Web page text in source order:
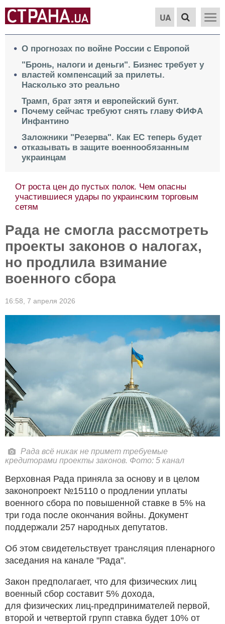
UA
О прогнозах по войне России с Европой
"Бронь, налоги и деньги". Бизнес требует у
властей компенсаций за прилеты.
Насколько это реально
Трамп, брат зятя и европейский бунт.
Почему сейчас требуют снять главу ФИФА
Инфантино
Заложники "Резерва". Как ЕС теперь будет
отказывать в защите военнообязанным
украинцам
От роста цен до пустых полок. Чем опасны
участившиеся удары по украинским торговым
сетям
Рада не смогла рассмотреть
проекты законов о налогах,
но продлила взимание
военного сбора
16:58, 7 апреля 2026
Рада всё никак не примет требуемые
кредиторами проекты законов. Фото: 5 канал
Верховная Рада приняла за основу и в целом
законопроект №15110 о продлении уплаты
военного сбора по повышенной ставке в 5% на
три года после окончания войны. Документ
поддержали 257 народных депутатов.
Об этом свидетельствует трансляция пленарного
заседания на канале "Рада".
Закон предполагает, что для физических лиц
военный сбор составит 5% дохода,
для физических лиц-предпринимателей первой,
второй и четвертой групп ставка будет 10% от